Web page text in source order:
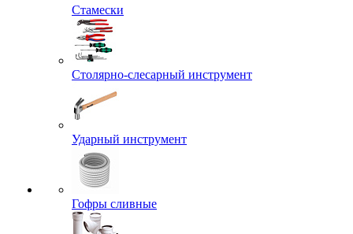
Стамески
Столярно-слесарный инструмент
Ударный инструмент
Гофры сливные